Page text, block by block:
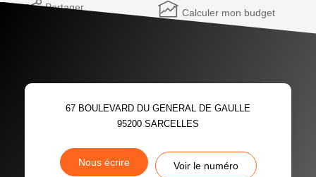
Partager Calculer mon budget
67 BOULEVARD DU GENERAL DE GAULLE
95200 SARCELLES
Nous écrire Voir le numéro